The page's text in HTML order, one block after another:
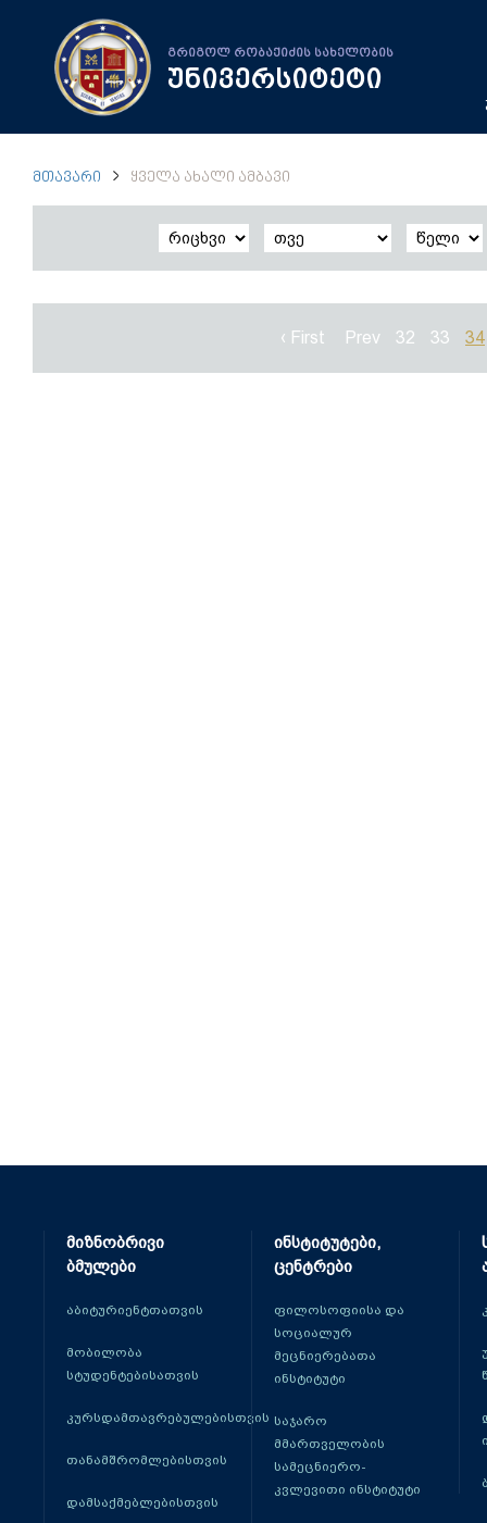
გრიგოლ რობაქიძის სახელობის
უნივერსიტეტი
ᲛᲗᲐᲕᲐᲠᲘ ᲧᲕᲔᲚᲐ ᲐᲮᲐᲚᲘ ᲐᲛᲑᲐᲕᲘ
‹ First Prev 32 33 34
მიზნობრივი
ბმულები
აბიტურიენტთათვის
მობილობა
სტუდენტებისათვის
კურსდამთავრებულებისთვის
თანამშრომლებისთვის
დამსაქმებლებისთვის
ინსტიტუტები,
ცენტრები
ფილოსოფიისა და
სოციალურ
მეცნიერებათა
ინსტიტუტი
საჯარო
მმართველობის
სამეცნიერო-
კვლევითი ინსტიტუტი